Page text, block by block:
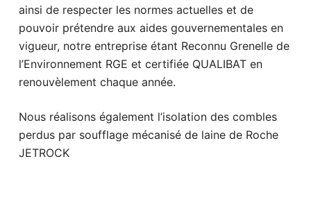
ainsi de respecter les normes actuelles et de
pouvoir prétendre aux aides gouvernementales en
vigueur, notre entreprise étant Reconnu Grenelle de
l’Environnement RGE et certifiée QUALIBAT en
renouvèlement chaque année.
Nous réalisons également l’isolation des combles
perdus par soufflage mécanisé de laine de Roche
JETROCK